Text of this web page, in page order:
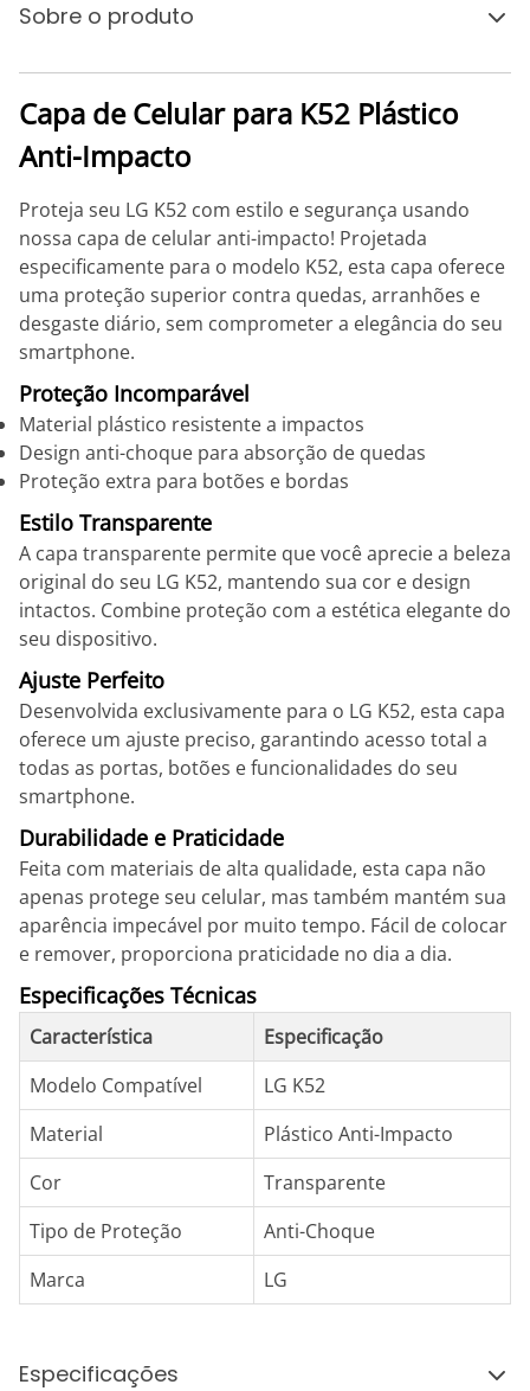
Sobre o produto
Capa de Celular para K52 Plástico
Anti-Impacto
Proteja seu LG K52 com estilo e segurança usando
nossa capa de celular anti-impacto! Projetada
especificamente para o modelo K52, esta capa oferece
uma proteção superior contra quedas, arranhões e
desgaste diário, sem comprometer a elegância do seu
smartphone.
Proteção Incomparável
Material plástico resistente a impactos
Design anti-choque para absorção de quedas
Proteção extra para botões e bordas
Estilo Transparente
A capa transparente permite que você aprecie a beleza
original do seu LG K52, mantendo sua cor e design
intactos. Combine proteção com a estética elegante do
seu dispositivo.
Ajuste Perfeito
Desenvolvida exclusivamente para o LG K52, esta capa
oferece um ajuste preciso, garantindo acesso total a
todas as portas, botões e funcionalidades do seu
smartphone.
Durabilidade e Praticidade
Feita com materiais de alta qualidade, esta capa não
apenas protege seu celular, mas também mantém sua
aparência impecável por muito tempo. Fácil de colocar
e remover, proporciona praticidade no dia a dia.
Especificações Técnicas
Característica
Especificação
Modelo Compatível
LG K52
Material
Plástico Anti-Impacto
Cor
Transparente
Tipo de Proteção
Anti-Choque
Marca
LG
Especificações